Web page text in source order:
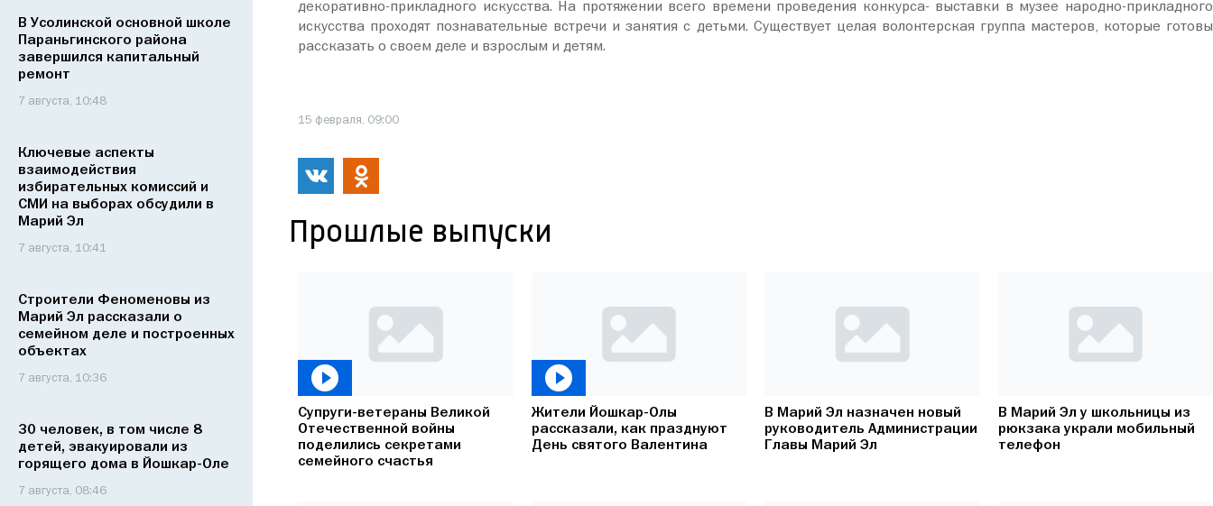
декоративно-прикладного искусства. На протяжении всего времени проведения конкурса- выставки в музее народно-прикладного
искусства проходят познавательные встречи и занятия с детьми. Существует целая волонтерская группа мастеров, которые готовы
рассказать о своем деле и взрослым и детям.
15 февраля, 09:00
Прошлые выпуски
Супруги-ветераны Великой
Отечественной войны
поделились секретами
семейного счастья
Жители Йошкар-Олы
рассказали, как празднуют
День святого Валентина
В Марий Эл назначен новый
руководитель Администрации
Главы Марий Эл
В Марий Эл у школьницы из
рюкзака украли мобильный
телефон
В Усолинской основной школе
Параньгинского района
завершился капитальный
ремонт
7 августа, 10:48
Ключевые аспекты
взаимодействия
избирательных комиссий и
СМИ на выборах обсудили в
Марий Эл
7 августа, 10:41
Строители Феноменовы из
Марий Эл рассказали о
семейном деле и построенных
объектах
7 августа, 10:36
30 человек, в том числе 8
детей, эвакуировали из
горящего дома в Йошкар-Оле
7 августа, 08:46